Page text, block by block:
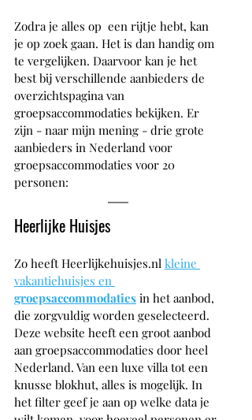
Zodra je alles op  een rijtje hebt, kan
je op zoek gaan. Het is dan handig om
te vergelijken. Daarvoor kan je het
best bij verschillende aanbieders de
overzichtspagina van
groepsaccommodaties bekijken. Er
zijn - naar mijn mening - drie grote
aanbieders in Nederland voor
groepsaccommodaties voor 20
personen:
Heerlijke Huisjes
Zo heeft Heerlijkehuisjes.nl kleine
vakantiehuisjes en
groepsaccommodaties in het aanbod,
die zorgvuldig worden geselecteerd.
Deze website heeft een groot aanbod
aan groepsaccommodaties door heel
Nederland. Van een luxe villa tot een
knusse blokhut, alles is mogelijk. In
het filter geef je aan op welke data je